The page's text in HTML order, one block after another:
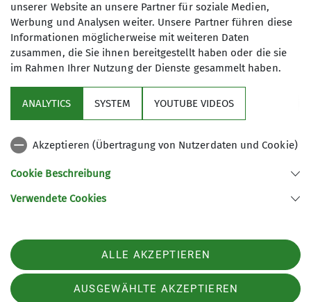
Wanderleiterin
Wir wandern in Gera, in der Umgebung
und natürlich auch in den Mittel- und
Hochgebirgen. Unsere Sektion verfügt
über viele aktive Wanderer und über
ein vielfältiges Angebot an
Gemeinschaftswanderungen. Dabei
spielen das Miteinander und die
mittelfernen Umgebung eine wichtige
Rolle. Gemeinsam wollen wir allen
unseren Kulturgütern und an
geologischen Besonderheiten. Unsere
Sektion
Aktuelles
07545 Gera
Telefon +4915208590974
unserer Website an unsere Partner für soziale Medien,
Werbung und Analysen weiter. Unsere Partner führen diese
Informationen möglicherweise mit weiteren Daten
zusammen, die Sie ihnen bereitgestellt haben oder die sie
im Rahmen Ihrer Nutzung der Dienste gesammelt haben.
ANALYTICS SYSTEM YOUTUBE VIDEOS
Akzeptieren (Übertragung von Nutzerdaten und Cookie)
Cookie Beschreibung
Verwendete Cookies
ALLE AKZEPTIEREN
AUSGEWÄHLTE AKZEPTIEREN